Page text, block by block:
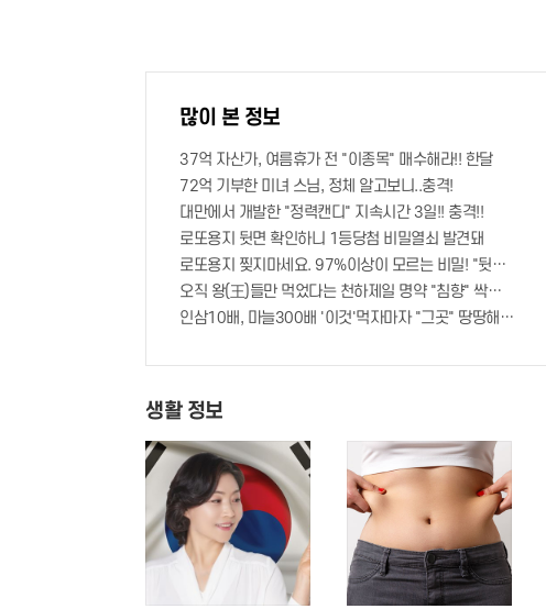
많이 본 정보
37억 자산가, 여름휴가 전 "이종목" 매수해라!! 한달
72억 기부한 미녀 스님, 정체 알고보니..충격!
대만에서 개발한 "정력캔디" 지속시간 3일!! 충격!!
로또용지 뒷면 확인하니 1등당첨 비밀열쇠 발견돼
로또용지 찢지마세요. 97%이상이 모르는 비밀! "뒷면 비추
오직 왕(王)들만 먹었다는 천하제일 명약 "침향" 싹쓰리 완
인삼10배, 마늘300배 '이것'먹자마자 "그곳" 땅땅해져..헉!
생활 정보